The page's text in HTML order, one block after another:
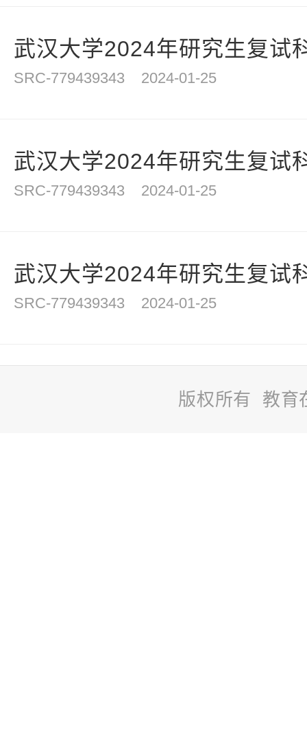
武汉大学2024年研究生复试
SRC-779439343 2024-01-25
武汉大学2024年研究生复试
SRC-779439343 2024-01-25
武汉大学2024年研究生复试
SRC-779439343 2024-01-25
版权所有 教育